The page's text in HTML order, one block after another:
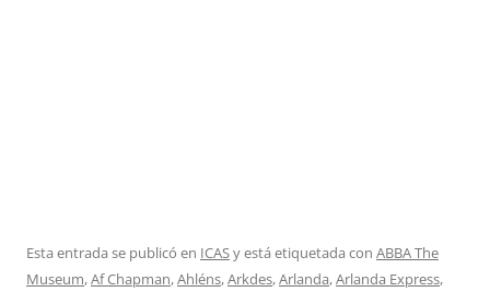
Esta entrada se publicó en ICASy está etiquetada con ABBA The
Museum,Af Chapman,Ahléns,Arkdes,Arlanda,Arlanda Express,